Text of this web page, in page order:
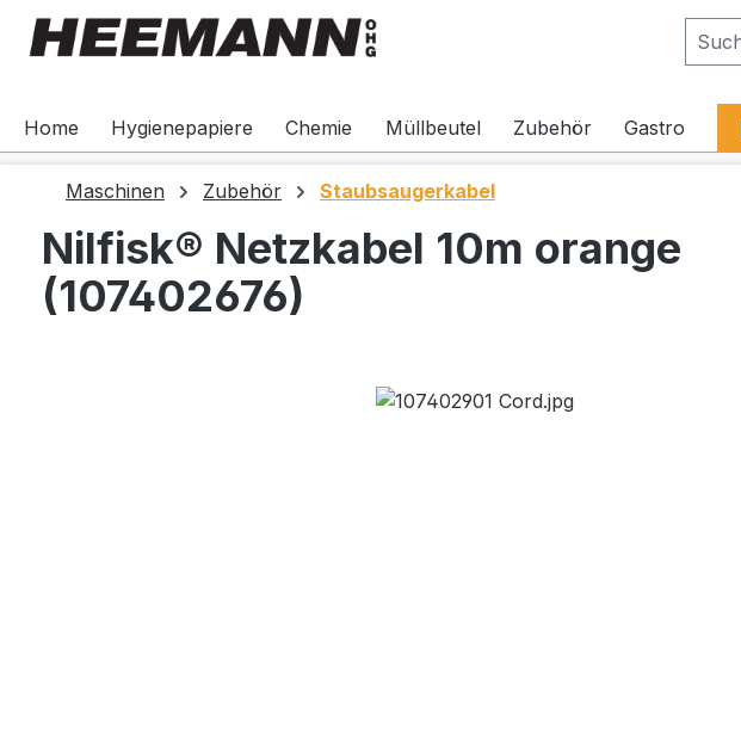
Zur Hauptnavigation springen
Home Hygienepapiere Chemie Müllbeutel Zubehör Gastro
Maschinen Zubehör Staubsaugerkabel
Nilfisk® Netzkabel 10m orange
(107402676)